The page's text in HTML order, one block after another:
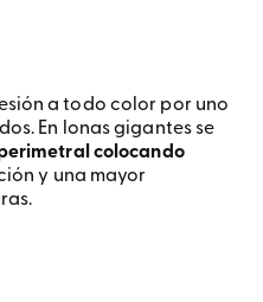
a todo color por uno
En lonas gigantesse
colocando
y una mayor